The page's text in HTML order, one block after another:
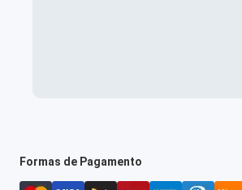
Formas de Pagamento